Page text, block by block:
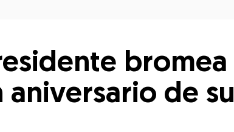
bromea
de su